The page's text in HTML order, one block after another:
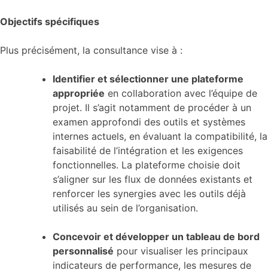
Objectifs spécifiques
Plus précisément, la consultance vise à :
Identifier et sélectionner une plateforme
appropriée en collaboration avec l’équipe de
projet. Il s’agit notamment de procéder à un
examen approfondi des outils et systèmes
internes actuels, en évaluant la compatibilité, la
faisabilité de l’intégration et les exigences
fonctionnelles. La plateforme choisie doit
s’aligner sur les flux de données existants et
renforcer les synergies avec les outils déjà
utilisés au sein de l’organisation.
Concevoir et développer un tableau de bord
personnalisé pour visualiser les principaux
indicateurs de performance, les mesures de